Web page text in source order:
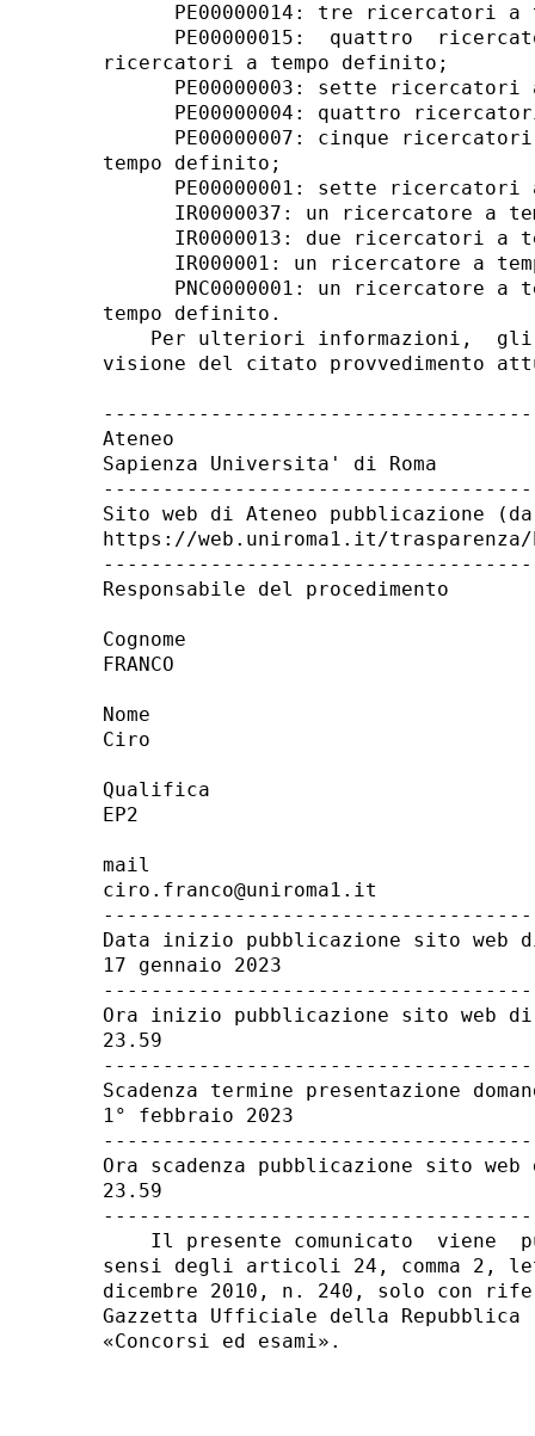
PE00000014: tre ricercatori
PE00000015:  quattro
ricercatori a tempo definito;
PE00000003: sette
PE00000004: quattro
PE00000007: cinque
tempo definito;
PE00000001: sette
IR0000037: un ricercatore a
IR0000013: due ricercatori a
IR000001: un ricercatore a
PNC0000001: un ricercatore a
tempo definito.
Per ulteriori informazioni,
visione del citato provvedimento
Ateneo
Sapienza Universita' di Roma
Sito web di Ateneo pubblicazione
https://web.uniroma1.it/trasparenza/
Responsabile del procedimento
Cognome
FRANCO
Nome
Ciro
Qualifica
EP2
mail
ciro.franco@uniroma1.it
Data inizio pubblicazione sito web
17 gennaio 2023
Ora inizio pubblicazione sito web
23.59
Scadenza termine presentazione
1° febbraio 2023
Ora scadenza pubblicazione sito
23.59
Il presente comunicato  viene
sensi degli articoli 24, comma 2,
dicembre 2010, n. 240, solo con
Gazzetta Ufficiale della
«Concorsi ed esami».